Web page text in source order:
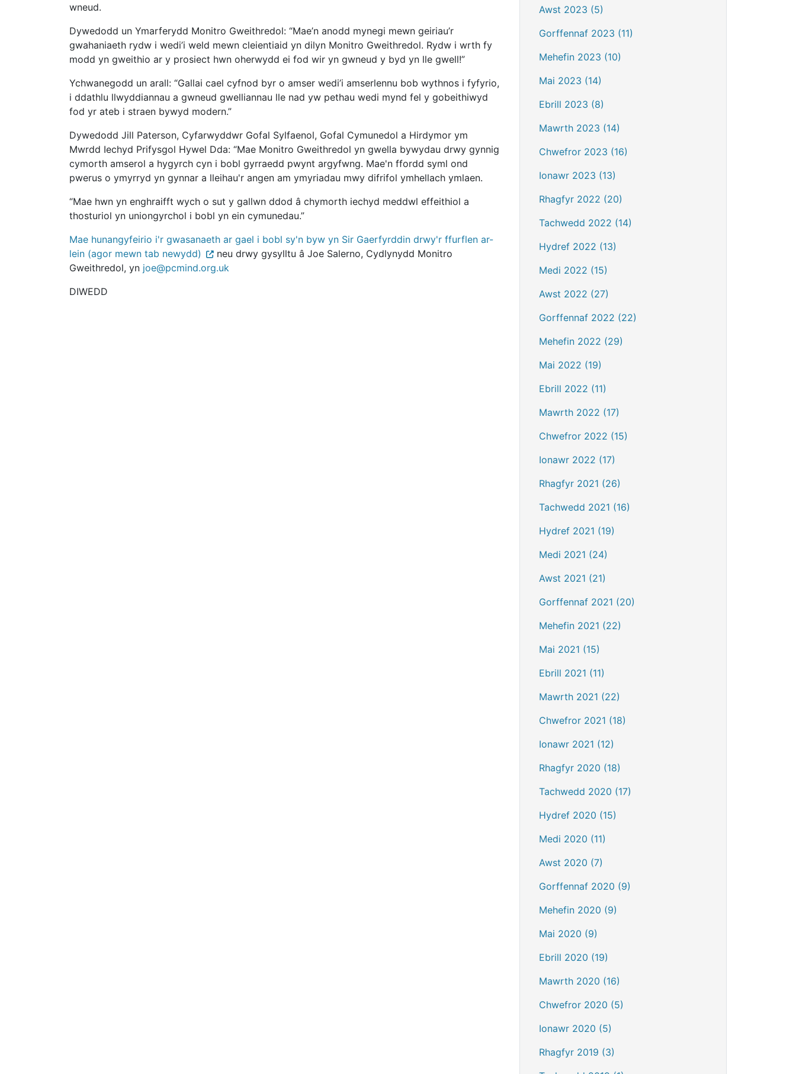
wneud.
Dywedodd un Ymarferydd Monitro Gweithredol: “Mae’n anodd mynegi mewn geiriau’r
gwahaniaeth rydw i wedi’i weld mewn cleientiaid yn dilyn Monitro Gweithredol. Rydw i wrth fy
modd yn gweithio ar y prosiect hwn oherwydd ei fod wir yn gwneud y byd yn lle gwell!”
Ychwanegodd un arall: “Gallai cael cyfnod byr o amser wedi’i amserlennu bob wythnos i fyfyrio,
i ddathlu llwyddiannau a gwneud gwelliannau lle nad yw pethau wedi mynd fel y gobeithiwyd
fod yr ateb i straen bywyd modern.”
Dywedodd Jill Paterson, Cyfarwyddwr Gofal Sylfaenol, Gofal Cymunedol a Hirdymor ym
Mwrdd Iechyd Prifysgol Hywel Dda: “Mae Monitro Gweithredol yn gwella bywydau drwy gynnig
cymorth amserol a hygyrch cyn i bobl gyrraedd pwynt argyfwng. Mae'n ffordd syml ond
pwerus o ymyrryd yn gynnar a lleihau'r angen am ymyriadau mwy difrifol ymhellach ymlaen.
“Mae hwn yn enghraifft wych o sut y gallwn ddod â chymorth iechyd meddwl effeithiol a
thosturiol yn uniongyrchol i bobl yn ein cymunedau.”
Mae hunangyfeirio i'r gwasanaeth ar gael i bobl sy'n byw yn Sir Gaerfyrddin drwy'r ffurflen ar-
lein (agor mewn tab newydd)
neu drwy gysylltu â Joe Salerno, Cydlynydd Monitro
Gweithredol, yn joe@pcmind.org.uk
DIWEDD
Awst 2023 (5)
Gorffennaf 2023 (11)
Mehefin 2023 (10)
Mai 2023 (14)
Ebrill 2023 (8)
Mawrth 2023 (14)
Chwefror 2023 (16)
Ionawr 2023 (13)
Rhagfyr 2022 (20)
Tachwedd 2022 (14)
Hydref 2022 (13)
Medi 2022 (15)
Awst 2022 (27)
Gorffennaf 2022 (22)
Mehefin 2022 (29)
Mai 2022 (19)
Ebrill 2022 (11)
Mawrth 2022 (17)
Chwefror 2022 (15)
Ionawr 2022 (17)
Rhagfyr 2021 (26)
Tachwedd 2021 (16)
Hydref 2021 (19)
Medi 2021 (24)
Awst 2021 (21)
Gorffennaf 2021 (20)
Mehefin 2021 (22)
Mai 2021 (15)
Ebrill 2021 (11)
Mawrth 2021 (22)
Chwefror 2021 (18)
Ionawr 2021 (12)
Rhagfyr 2020 (18)
Tachwedd 2020 (17)
Hydref 2020 (15)
Medi 2020 (11)
Awst 2020 (7)
Gorffennaf 2020 (9)
Mehefin 2020 (9)
Mai 2020 (9)
Ebrill 2020 (19)
Mawrth 2020 (16)
Chwefror 2020 (5)
Ionawr 2020 (5)
Rhagfyr 2019 (3)